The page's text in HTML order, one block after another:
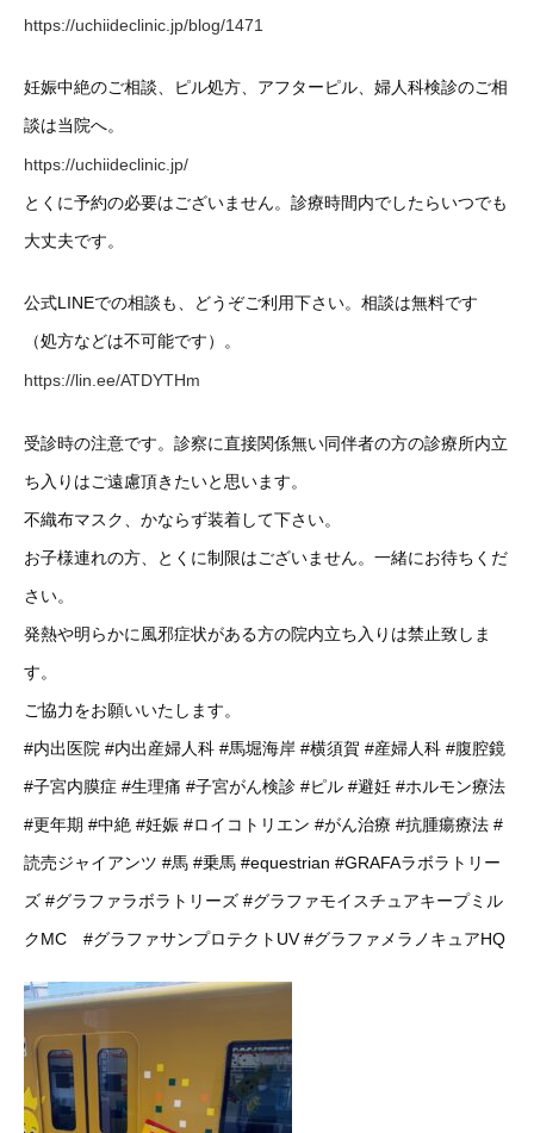
https://uchiideclinic.jp/blog/1471
妊娠中絶のご相談、ピル処方、アフターピル、婦人科検診のご相
談は当院へ。
https://uchiideclinic.jp/
とくに予約の必要はございません。診療時間内でしたらいつでも
大丈夫です。
公式LINEでの相談も、どうぞご利用下さい。相談は無料です
（処方などは不可能です）。
https://lin.ee/ATDYTHm
受診時の注意です。診察に直接関係無い同伴者の方の診療所内立
ち入りはご遠慮頂きたいと思います。
不織布マスク、かならず装着して下さい。
お子様連れの方、とくに制限はございません。一緒にお待ちくだ
さい。
発熱や明らかに風邪症状がある方の院内立ち入りは禁止致しま
す。
ご協力をお願いいたします。
#内出医院 #内出産婦人科 #馬堀海岸 #横須賀 #産婦人科 #腹腔鏡
#子宮内膜症 #生理痛 #子宮がん検診 #ピル #避妊 #ホルモン療法
#更年期 #中絶 #妊娠 #ロイコトリエン #がん治療 #抗腫瘍療法 #
読売ジャイアンツ #馬 #乗馬 #equestrian #GRAFAラボラトリー
ズ #グラファラボラトリーズ #グラファモイスチュアキープミル
クMC
#グラファサンプロテクトUV #グラファメラノキュアHQ